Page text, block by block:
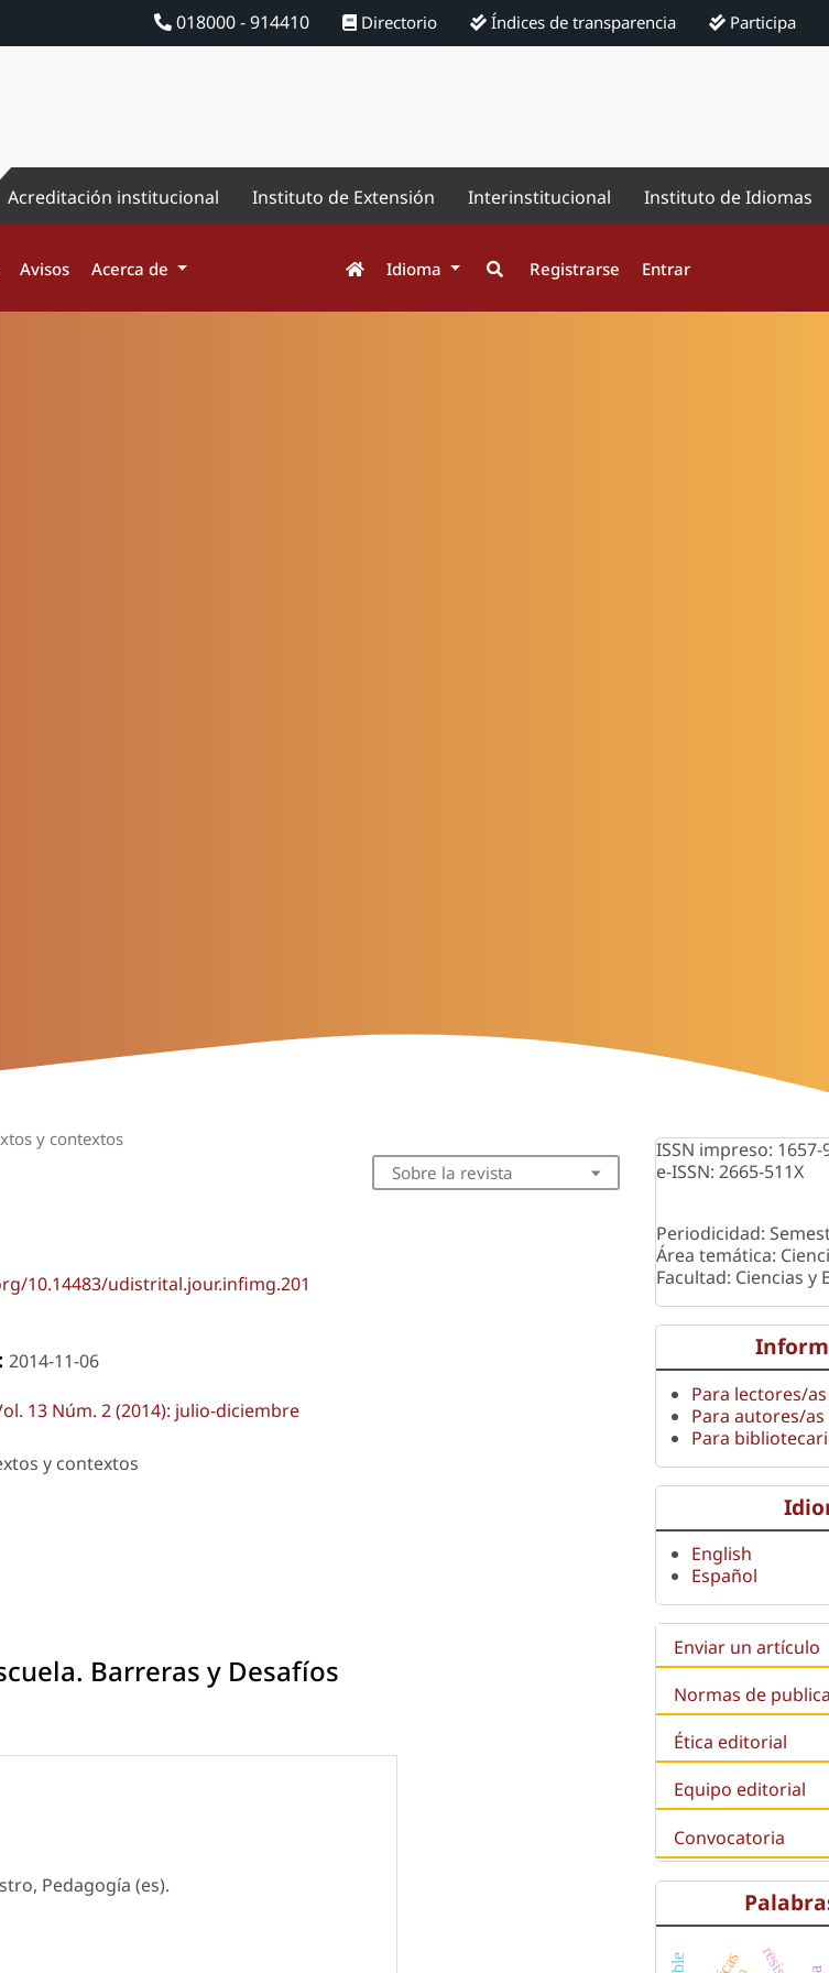
018000 - 914410 Directorio Índices de transparencia Participa
Acreditación institucional Instituto de Extensión Interinstitucional Instituto de Idiomas
Avisos Acerca de Idioma Registrarse Entrar
y contextos
10.14483/udistrital.jour.infimg.201
2014-11-06
13 Núm. 2 (2014): julio-diciembre
y contextos
Barreras y Desafíos
Pedagogía (es).
Sobre la revista
ISSN impreso: 1657-
e-ISSN: 2665-511X
Periodicidad:
Área temática:
Facultad: Ciencias y
Para lectores/as
Para autores/as
Para
English
Español
Enviar un artículo
Normas de
Ética editorial
Equipo editorial
Convocatoria